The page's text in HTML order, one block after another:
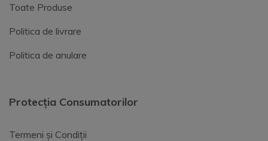
Toate Produse
Politica de livrare
Politica de anulare
Protecția Consumatorilor
Termeni și Condiții